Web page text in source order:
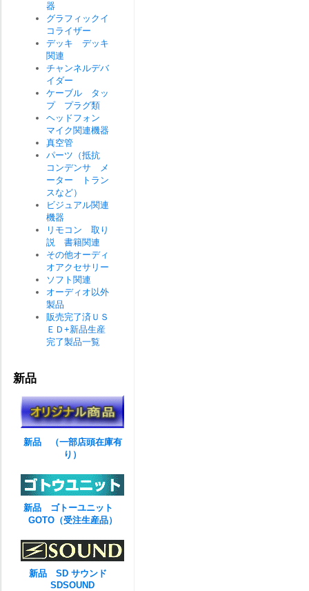
器
グラフィックイ
コライザー
デッキ デッキ
関連
チャンネルデバ
イダー
ケーブル タッ
プ プラグ類
ヘッドフォン
マイク関連機器
真空管
パーツ（抵抗
コンデンサ メ
ーター トラン
スなど）
ビジュアル関連
機器
リモコン 取り
説 書籍関連
その他オーディ
オアクセサリー
ソフト関連
オーディオ以外
製品
販売完了済ＵＳ
ＥＤ+新品生産
完了製品一覧
新品
新品 （一部店頭在庫有
り）
新品 ゴトーユニット
GOTO（受注生産品）
新品 SD サウンド
SDSOUND